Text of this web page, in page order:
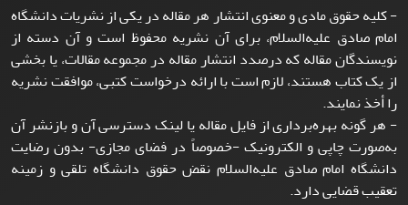
- کلیه حقوق مادی و معنوی انتشار هر مقاله در یکی از نشریات دانشگاه
امام صادق علیه‌السلام، برای آن نشریه محفوظ است و آن دسته از
نویسندگان مقاله که درصدد انتشار مقاله در مجموعه مقالات، یا بخشی
از یک کتاب هستند، لازم است با ارائه درخواست کتبی، موافقت نشریه
را أخذ نمایند.
- هر گونه بهره‌برداری از فایل مقاله یا لینک دسترسی آن و بازنشر آن
به‌صورت چاپی و الکترونیک -خصوصاً در فضای مجازی- بدون رضایت
دانشگاه امام صادق علیه‌السلام نقض حقوق دانشگاه تلقی و زمینه
تعقیب قضایی دارد.